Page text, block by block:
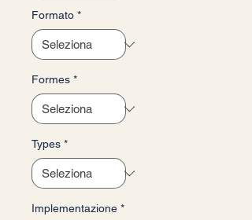
Formato *
Formes *
Types *
Implementazione *